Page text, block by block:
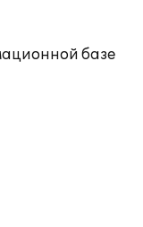
базе